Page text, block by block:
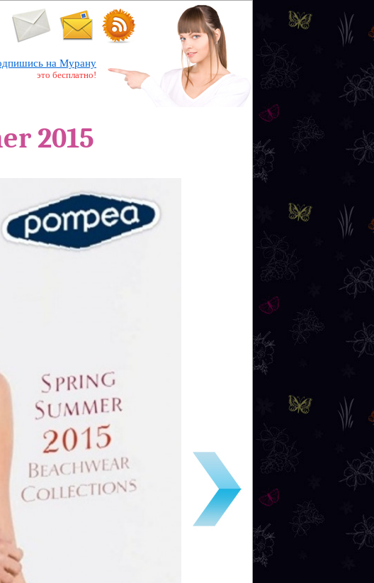
на Мурану
это бесплатно!
2015